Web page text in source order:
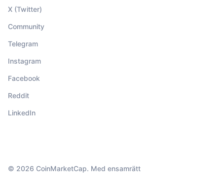
X (Twitter)
Community
Telegram
Instagram
Facebook
Reddit
LinkedIn
© 2026 CoinMarketCap. Med ensamrätt